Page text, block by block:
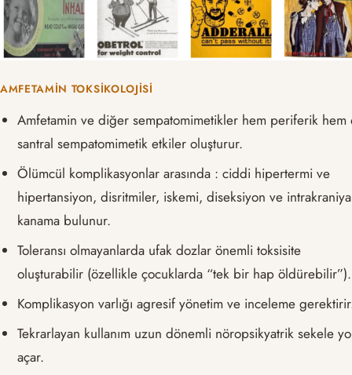
AMFETAMIN TOKSIKOLOJISI
Amfetamin ve diğer sempatomimetikler hem periferik hem
santral sempatomimetik etkiler oluşturur.
Ölümcül komplikasyonlar arasında : ciddi hipertermi ve
hipertansiyon, disritmiler, iskemi, diseksiyon ve
kanama bulunur.
Toleransı olmayanlarda ufak dozlar önemli toksisite
oluşturabilir (özellikle çocuklarda “tek bir hap öldürebilir”).
Komplikasyon varlığı agresif yönetim ve inceleme
Tekrarlayan kullanım uzun dönemli nöropsikyatrik sekele
açar.